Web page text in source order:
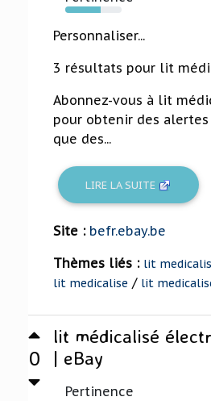
63%
Personnaliser...
3 résultats pour lit
Abonnez-vous à lit
pour obtenir des
que des...
LIRE LA SUITE
Site : befr.ebay.be
Thèmes liés : lit
lit medicalise / lit
0
lit médicalisé
| eBay
Pertinence